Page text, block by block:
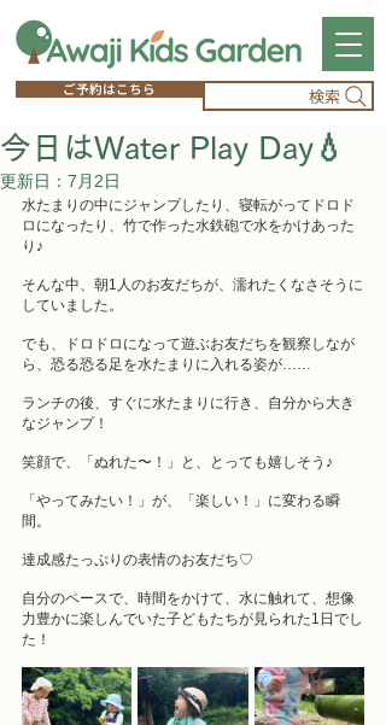
ご予約はこちら 検索
今日はWater Play Day💧
更新日： 7月2日
水たまりの中にジャンプしたり、寝転がってドロド
ロになったり、竹で作った水鉄砲で水をかけあった
り♪
そんな中、朝1人のお友だちが、濡れたくなさそうに
していました。
でも、ドロドロになって遊ぶお友だちを観察しなが
ら、恐る恐る足を水たまりに入れる姿が……
ランチの後、すぐに水たまりに行き、自分から大き
なジャンプ！
笑顔で、「ぬれた〜！」と、とっても嬉しそう♪
「やってみたい！」が、「楽しい！」に変わる瞬
間。
達成感たっぷりの表情のお友だち♡
自分のペースで、時間をかけて、水に触れて、想像
力豊かに楽しんでいた子どもたちが見られた1日でし
た！